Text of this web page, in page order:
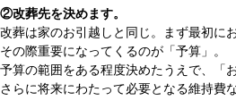
②改葬先を決めます。
改葬は家のお引越しと同じ。まず最初に
その際重要になってくるのが「予算」。
予算の範囲をある程度決めたうえで、「
さらに将来にわたって必要となる維持費